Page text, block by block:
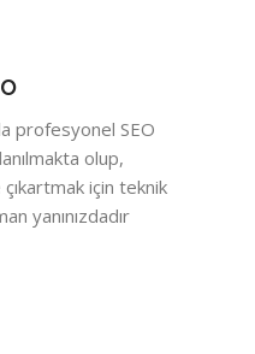
profesyonel SEO
olup,
için teknik
yanınızdadır